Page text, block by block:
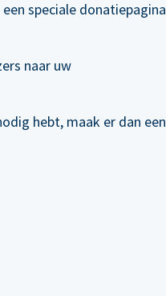
speciale donatiepagina
naar uw
hebt, maak er dan een